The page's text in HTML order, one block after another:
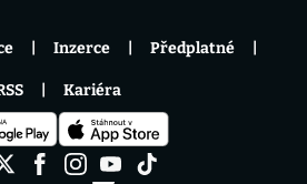
Inzerce Předplatné
Kariéra